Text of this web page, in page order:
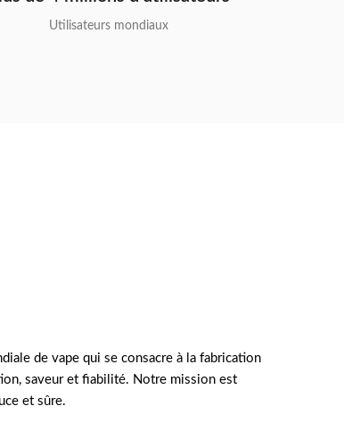
Utilisateurs mondiaux
de vape qui se consacre à la fabrication
saveur et fiabilité. Notre mission est
et sûre.